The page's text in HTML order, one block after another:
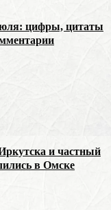
цифры, цитаты
и частный
в Омске